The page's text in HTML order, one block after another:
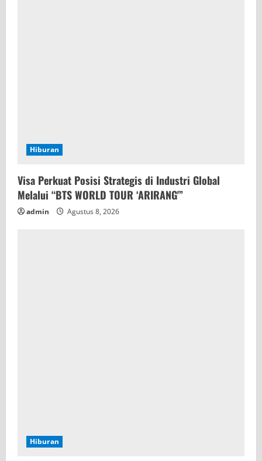
Hiburan
Visa Perkuat Posisi Strategis di Industri Global
Melalui “BTS WORLD TOUR ‘ARIRANG'”
admin Agustus 8, 2026
Hiburan